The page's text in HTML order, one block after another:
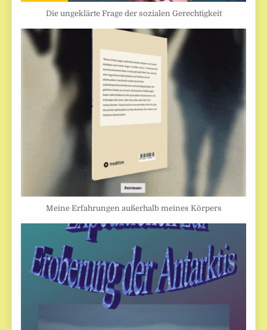
Die ungeklärte Frage der sozialen Gerechtigkeit
Meine Erfahrungen außerhalb meines Körpers